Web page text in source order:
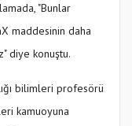
"Bunlar
maddesinin daha
diye konuştu.
bilimleri profesörü
kamuoyuna